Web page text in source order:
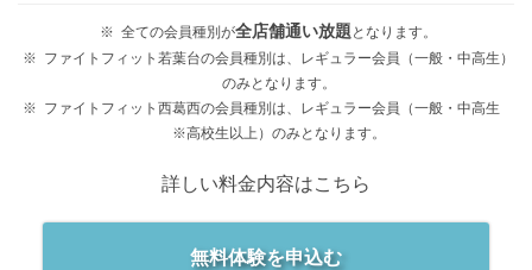
全ての会員種別が全店舗通い放題 となります。
ファイトフィット若葉台の会員種別は、レギュラー会員（一般・中高生）
のみとなります。
ファイトフィット西葛西の会員種別は、レギュラー会員（一般・中高生
※高校生以上）のみとなります。
詳しい料金内容はこちら
無料体験を申込む